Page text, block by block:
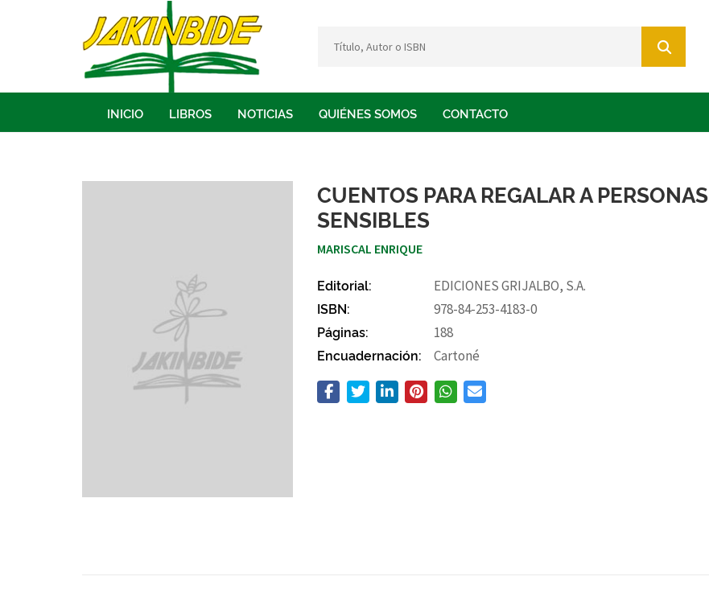
INICIO LIBROS NOTICIAS QUIÉNES SOMOS CONTACTO
CUENTOS PARA REGALAR A PERSONAS
SENSIBLES
MARISCAL ENRIQUE
Editorial:
EDICIONES GRIJALBO, S.A.
ISBN:
978-84-253-4183-0
Páginas:
188
Encuadernación:
Cartoné